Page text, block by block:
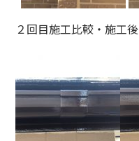
２回目施工比較・施工後